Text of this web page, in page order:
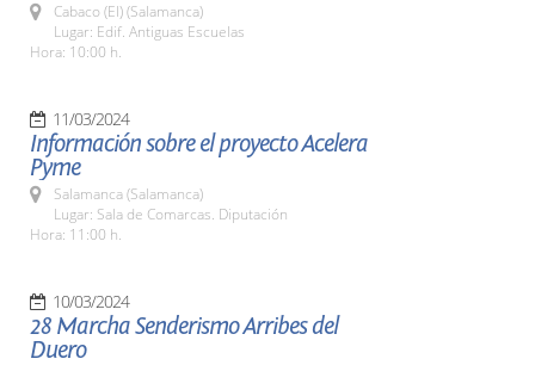
Cabaco (El) (Salamanca)
Lugar: Edif. Antiguas Escuelas
Hora: 10:00 h.
11/03/2024
Información sobre el proyecto Acelera
Pyme
Salamanca (Salamanca)
Lugar: Sala de Comarcas. Diputación
Hora: 11:00 h.
10/03/2024
28 Marcha Senderismo Arribes del
Duero